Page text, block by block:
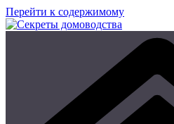
Перейти к содержимому